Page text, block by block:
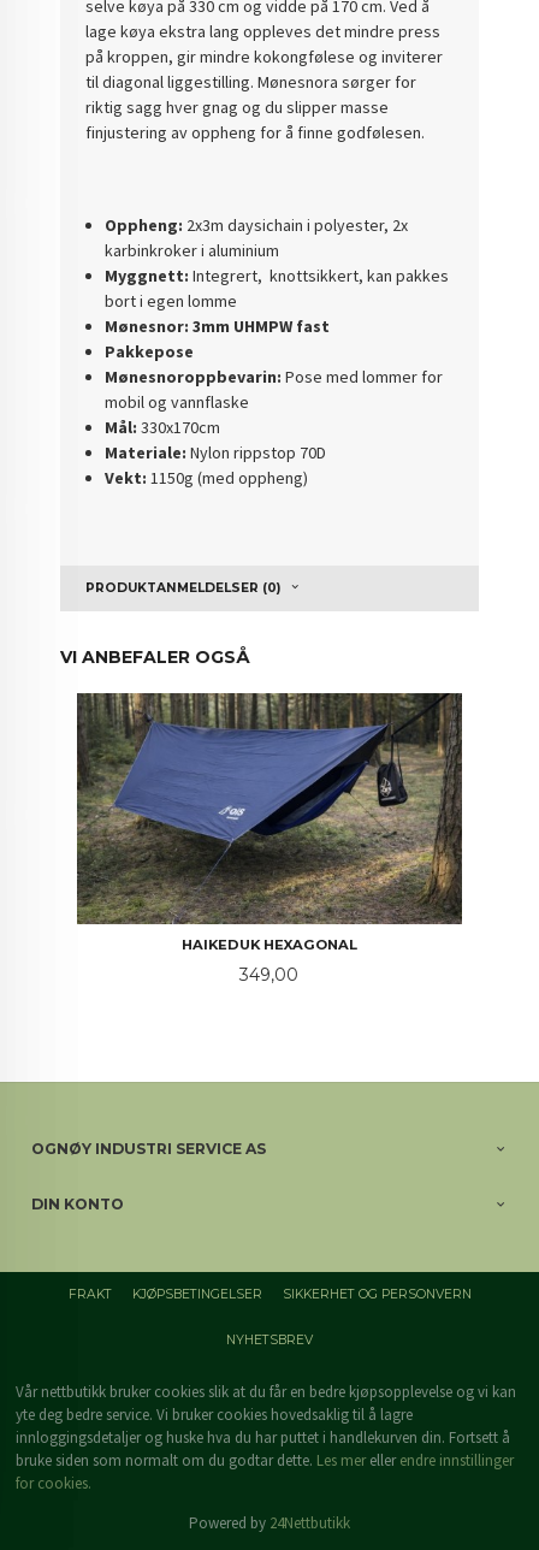
selve køya på 330 cm og vidde på 170 cm. Ved å
lage køya ekstra lang oppleves det mindre press
på kroppen, gir mindre kokongfølese og inviterer
til diagonal liggestilling. Mønesnora sørger for
riktig sagg hver gnag og du slipper masse
finjustering av oppheng for å finne godfølesen.
Oppheng: 2x3m daysichain i polyester, 2x
karbinkroker i aluminium
Myggnett: Integrert, knottsikkert, kan pakkes
bort i egen lomme
Mønesnor: 3mm UHMPW fast
Pakkepose
Mønesnoroppbevarin: Pose med lommer for
mobil og vannflaske
Mål: 330x170cm
Materiale: Nylon rippstop 70D
Vekt: 1150g (med oppheng)
PRODUKTANMELDELSER (0)
VI ANBEFALER OGSÅ
HAIKEDUK HEXAGONAL
Pris
349,00
OGNØY INDUSTRI SERVICE AS
DIN KONTO
FRAKT KJØPSBETINGELSER SIKKERHET OG PERSONVERN
NYHETSBREV
Vår nettbutikk bruker cookies slik at du får en bedre kjøpsopplevelse og vi kan
yte deg bedre service. Vi bruker cookies hovedsaklig til å lagre
innloggingsdetaljer og huske hva du har puttet i handlekurven din. Fortsett å
bruke siden som normalt om du godtar dette. Les merellerendre innstillinger
for cookies.
Powered by 24Nettbutikk